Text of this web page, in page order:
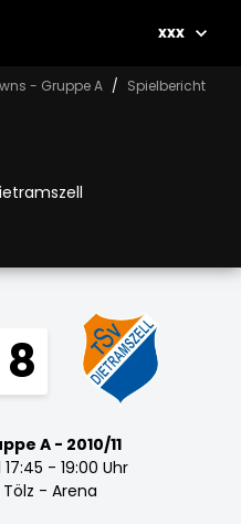
xxx
- Gruppe A Spielbericht
A - 2010/11
- 19:00 Uhr
- Arena